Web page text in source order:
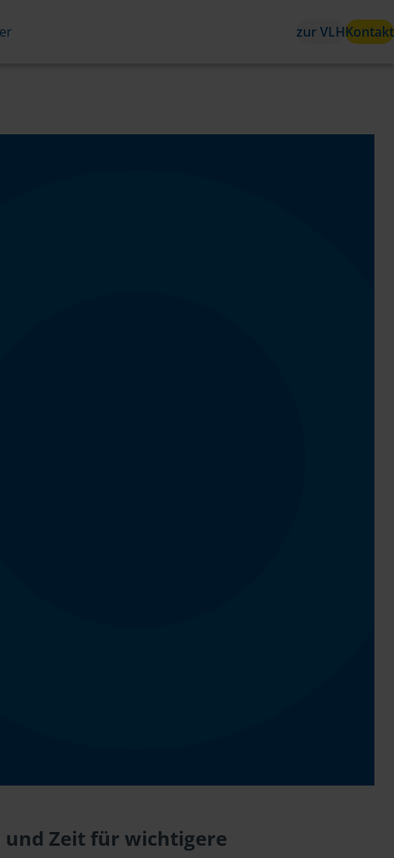
zur VLHKontakt
und Zeit für wichtigere